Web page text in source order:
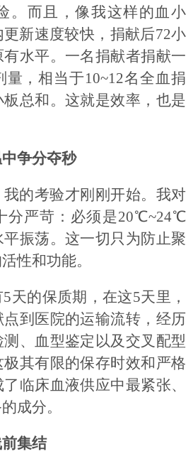
。而且，像我这样的血小
新速度较快，捐献后72小
水平。一名捐献者捐献一
，相当于10~12名全血捐
总和。这就是效率，也是
争分夺秒
的考验才刚刚开始。我对
分严苛：必须是20℃~24℃
振荡。这一切只为防止聚
性和功能。
天的保质期，在这5天里，
到医院的运输流转，经历
、血型鉴定以及交叉配型
其有限的保存时效和严格
临床血液供应中最紧张、
成分。
集结